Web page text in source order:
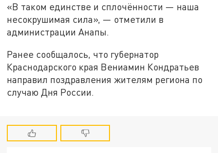
«В таком единстве и сплочённости — наша
несокрушимая сила», — отметили в
администрации Анапы.
Ранее сообщалось, что губернатор
Краснодарского края Вениамин Кондратьев
направил поздравления жителям региона по
случаю Дня России.